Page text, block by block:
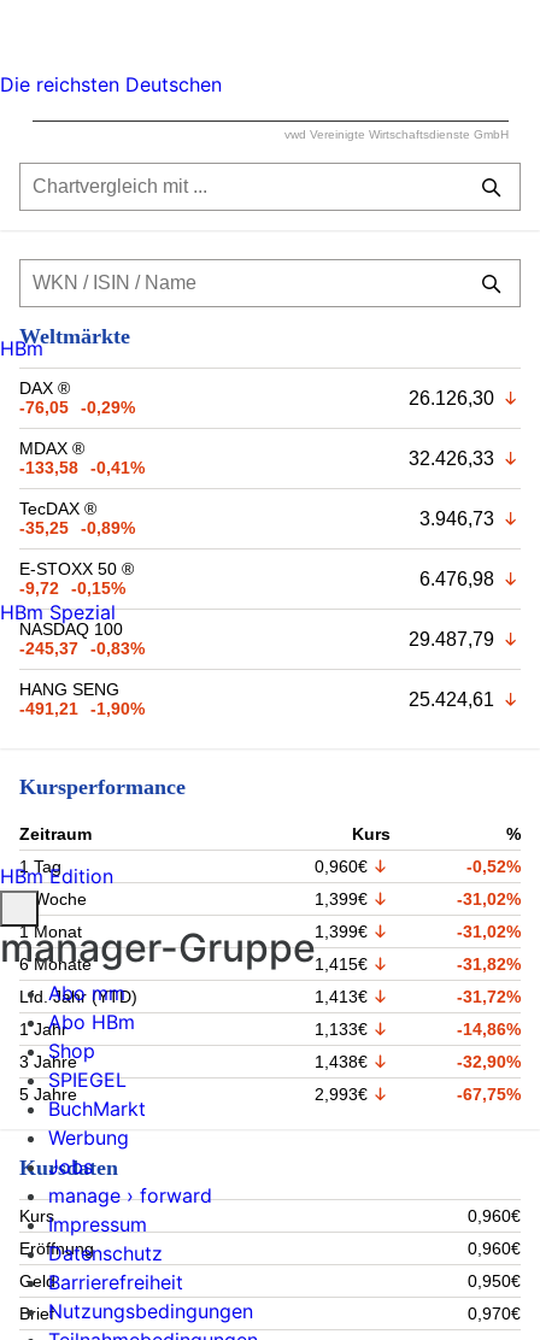
vwd Vereinigte Wirtschaftsdienste GmbH
Weltmärkte
DAX ®
-76,05
-0,29% 26.126,30
MDAX ®
-133,58
-0,41% 32.426,33
TecDAX ®
-35,25
-0,89% 3.946,73
E-STOXX 50 ®
-9,72
-0,15% 6.476,98
NASDAQ 100
-245,37
-0,83% 29.487,79
HANG SENG
-491,21
-1,90% 25.424,61
Kursperformance
Zeitraum Kurs
%
1 Tag
0,960€
-0,52%
1 Woche
1,399€
-31,02%
1 Monat
1,399€
-31,02%
6 Monate
1,415€
-31,82%
Lfd. Jahr (YTD)
1,413€
-31,72%
1 Jahr
1,133€
-14,86%
3 Jahre
1,438€
-32,90%
5 Jahre
2,993€ -67,75%
Kursdaten
Kurs
0,960€
Eröffnung
0,960€
Geld
0,950€
Brief
0,970€
Die reichsten Deutschen
HBm
HBm Spezial
HBm Edition
manager-Gruppe
Abo mm
Abo HBm
Shop
SPIEGEL
BuchMarkt
Werbung
Jobs
manage › forward
Impressum
Datenschutz
Barrierefreiheit
Nutzungsbedingungen